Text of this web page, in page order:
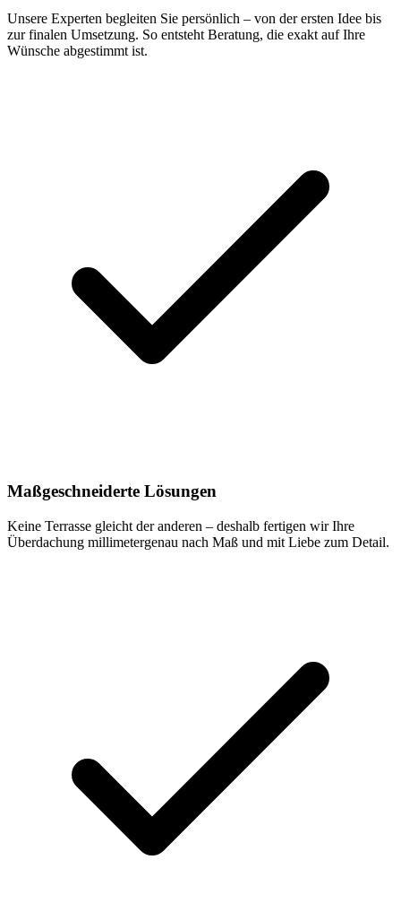
Unsere Experten begleiten Sie persönlich – von der ersten Idee bis
zur finalen Umsetzung. So entsteht Beratung, die exakt auf Ihre
Wünsche abgestimmt ist.
Maßgeschneiderte Lösungen
Keine Terrasse gleicht der anderen – deshalb fertigen wir Ihre
Überdachung millimetergenau nach Maß und mit Liebe zum Detail.